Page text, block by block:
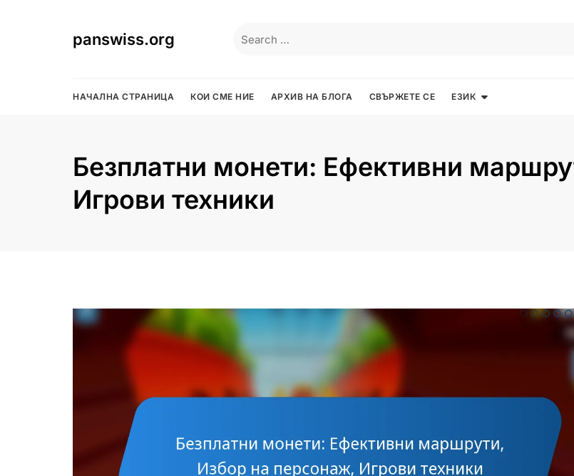
panswiss.org
for:
НАЧАЛНА СТРАНИЦА КОИ СМЕ НИЕ АРХИВ НА БЛОГА СВЪРЖЕТЕ СЕ ЕЗИК
Безплатни монети: Ефективни
Игрови техники